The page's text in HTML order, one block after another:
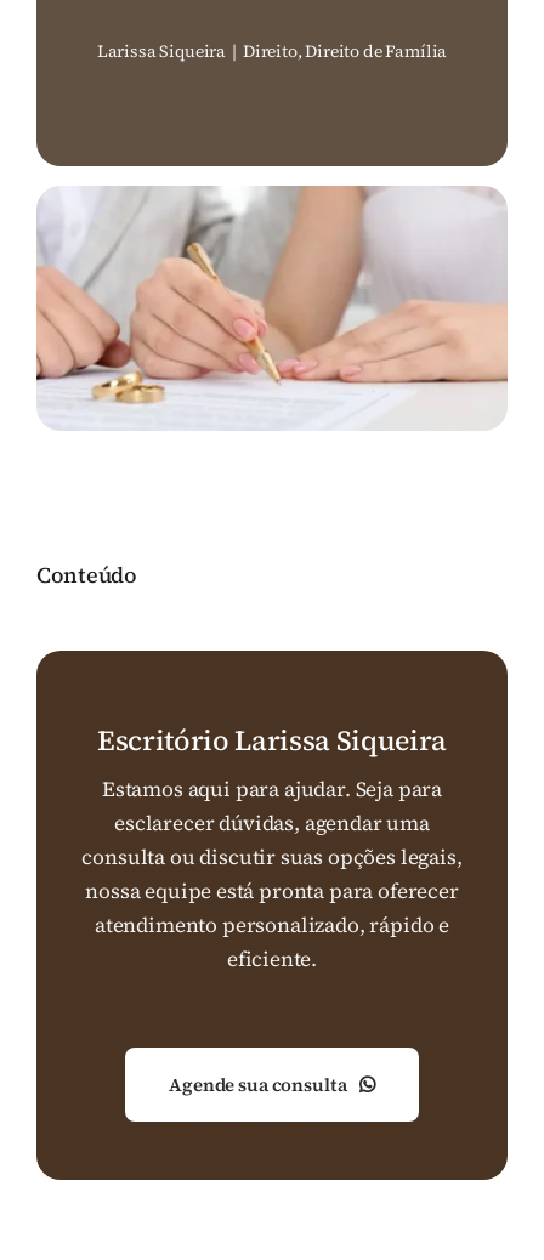
Larissa Siqueira | Direito,Direito de Família
Conteúdo
Escritório Larissa Siqueira
Estamos aqui para ajudar. Seja para
esclarecer dúvidas, agendar uma
consulta ou discutir suas opções legais,
nossa equipe está pronta para oferecer
atendimento personalizado, rápido e
eficiente.
Agende sua consulta